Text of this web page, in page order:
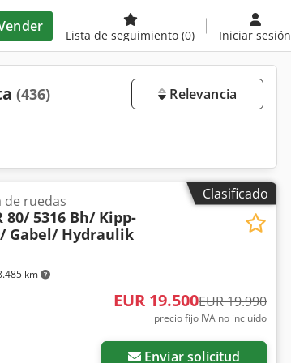
Lista de seguimiento (0) Iniciar sesión
(436) Relevancia
Clasificado
km
de ruedas
80/ 5316 Bh/ Kipp-
Gabel/ Hydraulik
EUR 19.500EUR 19.990
precio fijo IVA no incluído
Enviar solicitud